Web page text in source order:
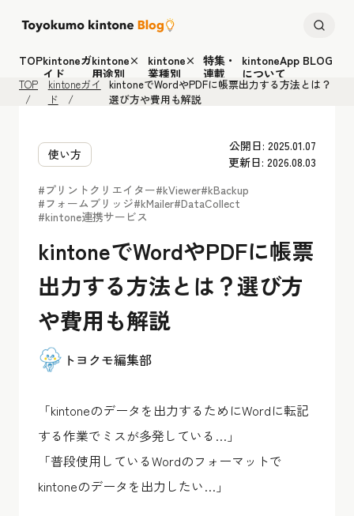
TOPkintoneガ
イド
kintone×
用途別
kintone×
業種別
特集・
連載
kintoneApp BLOG
について
TOP
kintoneガイ
ド
kintoneでWordやPDFに帳票出力する方法とは？
選び方や費用も解説
使い方
公開日: 2025.01.07
更新日: 2026.08.03
#プリントクリエイター#kViewer#kBackup
#フォームブリッジ#kMailer#DataCollect
#kintone連携サービス
kintoneでWordやPDFに帳票
出力する方法とは？選び方
や費用も解説
トヨクモ編集部
「kintoneのデータを出力するためにWordに転記
する作業でミスが多発している…」
「普段使用しているWordのフォーマットで
kintoneのデータを出力したい…」